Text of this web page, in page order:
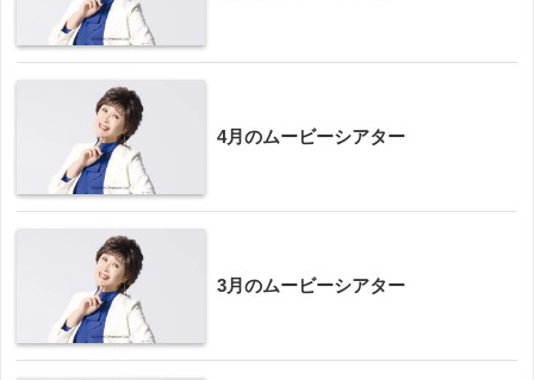
4月のムービーシアター
3月のムービーシアター